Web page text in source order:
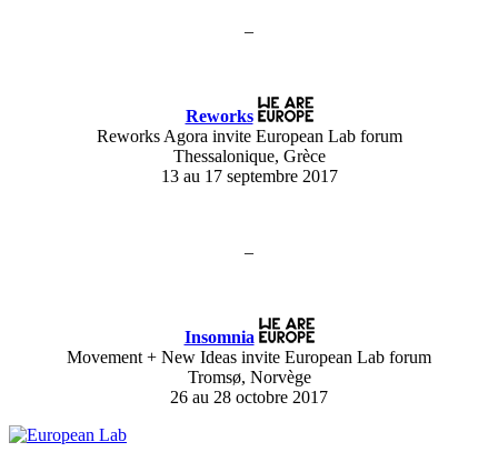
–
Reworks
Reworks Agora invite European Lab forum
Thessalonique, Grèce
13 au 17 septembre 2017
–
Insomnia
Movement + New Ideas invite European Lab forum
Tromsø, Norvège
26 au 28 octobre 2017